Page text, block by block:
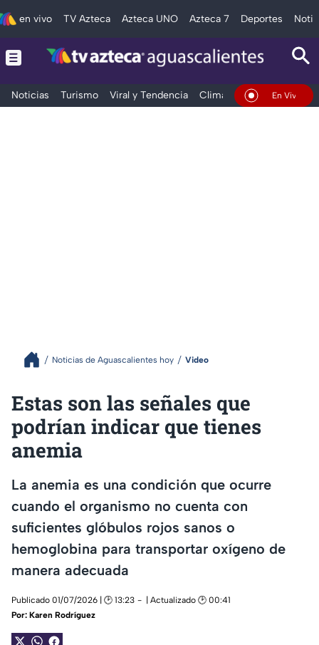
en vivo TV Azteca Azteca UNO Azteca 7 Deportes
Noticias Turismo Viral y Tendencia Clima DeportesEn Vivo
Noticias de Aguascalientes hoy Video
Estas son las señales que
podrían indicar que tienes
anemia
La anemia es una condición que ocurre
cuando el organismo no cuenta con
suficientes glóbulos rojos sanos o
hemoglobina para transportar oxígeno de
manera adecuada
Publicado 01/07/2026 | 🕑 13:23
| Actualizado 🕑 00:41
Por: Karen Rodríguez